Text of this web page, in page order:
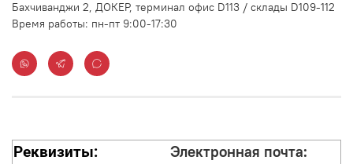
Бахчиванджи 2, ДОКЕР, терминал офис D113 / склады D109-112
Время работы: пн-пт 9:00-17:30
Реквизиты:
Электронная почта: